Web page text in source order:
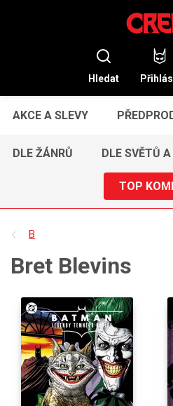
Hledat
AKCE A SLEVY
DLE ŽÁNRŮ DLE SVĚTŮ
TOP
B
Bret Blevins